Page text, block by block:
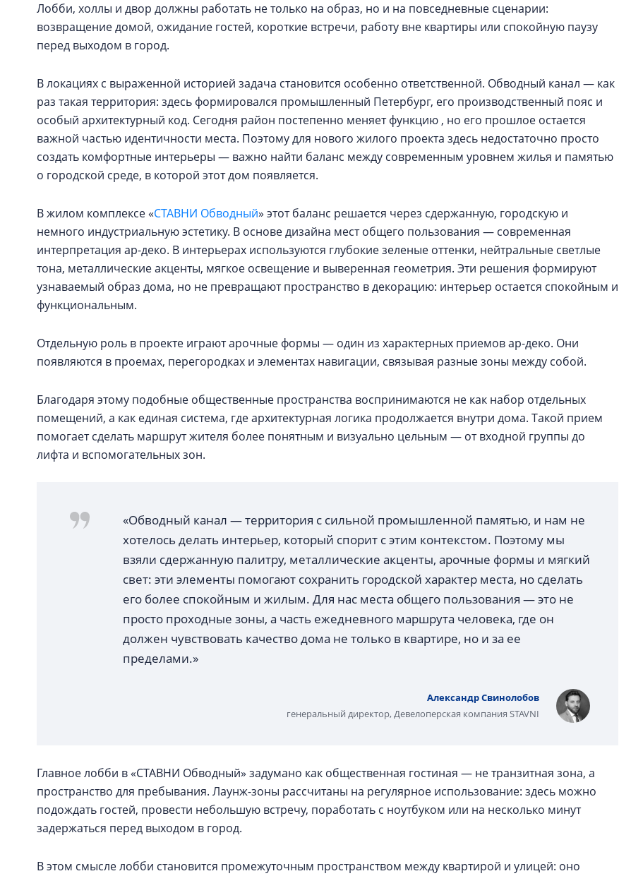
Лобби, холлы и двор должны работать не только на образ, но и на повседневные сценарии:
возвращение домой, ожидание гостей, короткие встречи, работу вне квартиры или спокойную паузу
перед выходом в город.
В локациях с выраженной историей задача становится особенно ответственной. Обводный канал — как
раз такая территория: здесь формировался промышленный Петербург, его производственный пояс и
особый архитектурный код. Сегодня район постепенно меняет функцию , но его прошлое остается
важной частью идентичности места. Поэтому для нового жилого проекта здесь недостаточно просто
создать комфортные интерьеры — важно найти баланс между современным уровнем жилья и памятью
о городской среде, в которой этот дом появляется.
В жилом комплексе «СТАВНИ Обводный» этот баланс решается через сдержанную, городскую и
немного индустриальную эстетику. В основе дизайна мест общего пользования — современная
интерпретация ар-деко. В интерьерах используются глубокие зеленые оттенки, нейтральные светлые
тона, металлические акценты, мягкое освещение и выверенная геометрия. Эти решения формируют
узнаваемый образ дома, но не превращают пространство в декорацию: интерьер остается спокойным и
функциональным.
Отдельную роль в проекте играют арочные формы — один из характерных приемов ар-деко. Они
появляются в проемах, перегородках и элементах навигации, связывая разные зоны между собой.
Благодаря этому подобные общественные пространства воспринимаются не как набор отдельных
помещений, а как единая система, где архитектурная логика продолжается внутри дома. Такой прием
помогает сделать маршрут жителя более понятным и визуально цельным — от входной группы до
лифта и вспомогательных зон.
«Обводный канал — территория с сильной промышленной памятью, и нам не
хотелось делать интерьер, который спорит с этим контекстом. Поэтому мы
взяли сдержанную палитру, металлические акценты, арочные формы и мягкий
свет: эти элементы помогают сохранить городской характер места, но сделать
его более спокойным и жилым. Для нас места общего пользования — это не
просто проходные зоны, а часть ежедневного маршрута человека, где он
должен чувствовать качество дома не только в квартире, но и за ее
пределами.»
Александр Свинолобов
генеральный директор, Девелоперская компания STAVNI
Главное лобби в «СТАВНИ Обводный» задумано как общественная гостиная — не транзитная зона, а
пространство для пребывания. Лаунж-зоны рассчитаны на регулярное использование: здесь можно
подождать гостей, провести небольшую встречу, поработать с ноутбуком или на несколько минут
задержаться перед выходом в город.
В этом смысле лобби становится промежуточным пространством между квартирой и улицей: оно